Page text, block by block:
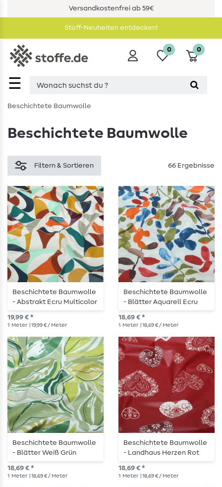
Versandkostenfrei ab 59€
Stoff-Neuheiten entdecken!
☰
0 0
Beschichtete Baumwolle
Beschichtete Baumwolle
Filtern & Sortieren 66 Ergebnisse
Beschichtete Baumwolle
- Abstrakt Ecru Multicolor
19,99 € *
1 Meter | 19,99 € / Meter
Beschichtete Baumwolle
- Blätter Aquarell Ecru
Multicolor
18,69 € *
1 Meter | 18,69 € / Meter
Beschichtete Baumwolle
- Blätter Weiß Grün
18,69 € *
1 Meter | 18,69 € / Meter
Beschichtete Baumwolle
- Landhaus Herzen Rot
18,69 € *
1 Meter | 18,69 € / Meter